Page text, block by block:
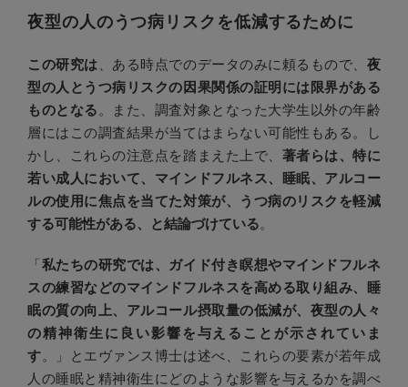
夜型の人のうつ病リスクを低減するために
この研究は 、ある時点でのデータのみに頼るもので、夜
型の人とうつ病リスクの因果関係の証明には限界がある
ものとなる 。また、調査対象となった大学生以外の年齢
層にはこの調査結果が当てはまらない可能性もある。し
かし、これらの注意点を踏まえた上で、 著者らは、特に
若い成人において、マインドフルネス、睡眠、アルコー
ルの使用に焦点を当てた対策が、うつ病のリスクを軽減
する可能性がある、と結論づけている。
「私たちの研究では、ガイド付き瞑想やマインドフルネ
スの練習などのマインドフルネスを高める取り組み、睡
眠の質の向上、アルコール摂取量の低減が、夜型の人々
の精神衛生に良い影響を与えることが示されていま
す。」とエヴァンス博士は述べ、これらの要素が若年成
人の睡眠と精神衛生にどのような影響を与えるかを調べ